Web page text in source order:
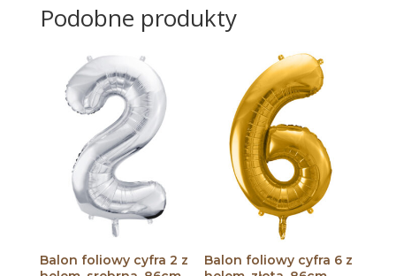
Podobne produkty
Balon foliowy cyfra 2 z
Balon foliowy cyfra 6 z